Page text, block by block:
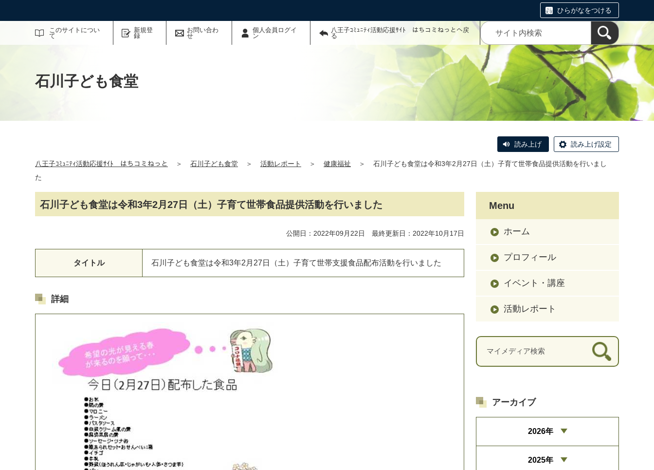
ひらがなをつける
このサイトについ
て
新規登
録
お問い合わ
せ
個人会員ログイ
ン
八王子ｺﾐｭﾆﾃｨ活動応援ｻｲﾄ はちコミねっとへ戻
る
サイト内検索
石川子ども食堂
読み上げ 読み上げ設定
八王子ｺﾐｭﾆﾃｨ活動応援ｻｲﾄ はちコミねっと ＞ 石川子ども食堂 ＞ 活動レポート ＞ 健康福祉 ＞
石川子ども食堂は令和3年2月27日（土）子育て世帯食品提供活動を行いまし
た
石川子ども食堂は令和3年2月27日（土）子育て世帯食品提供活動を行いました
公開日：2022年09月22日 最終更新日：2022年10月17日
タイトル 石川 子ども食堂は令和3年2 月 27 日 （土 ） 子育て世帯支援食品配布活動を行い ま した
詳細
Menu
ホーム
プロフィール
イベント・講座
活動レポート
アーカイブ
2026年
2025年